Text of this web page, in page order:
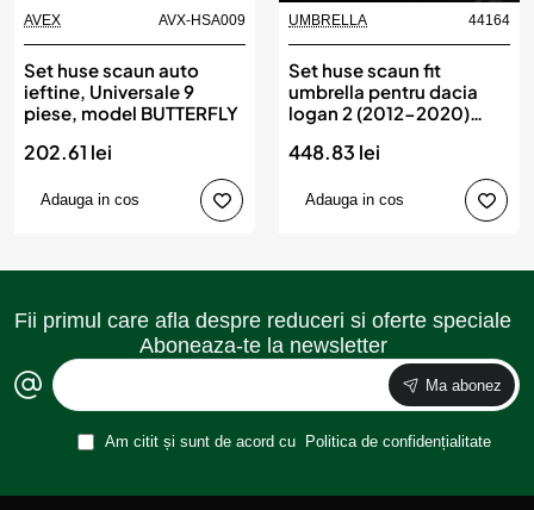
AVEX AVX-HSA009
Set huse scaun auto
ieftine, Universale 9
piese, model BUTTERFLY
202.61 lei
Adauga in cos
UMBRELLA 44164
Set huse scaun fit
umbrella pentru dacia
logan 2 (2012-2020)
448.83 lei
Adauga in cos
Fii primul care afla despre reduceri si oferte speciale
Aboneaza-te la newsletter
Ma abonez
Am citit și sunt de acord cu Politica de confidențialitate